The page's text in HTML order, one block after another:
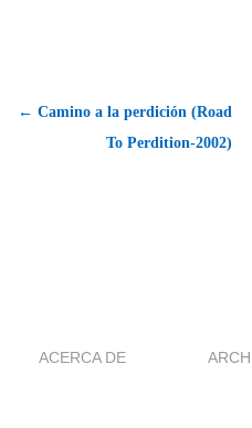
← Camino a la perdición (Road
To Perdition-2002)
ACERCA DE